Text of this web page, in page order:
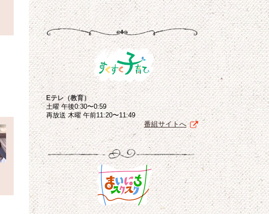
Eテレ（教育）
土曜 午後0:30〜0:59
再放送 木曜 午前11:20〜11:49
番組サイトへ